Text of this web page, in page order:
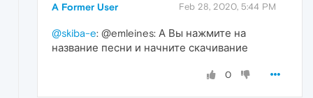
A Former User Feb 28, 2020, 5:44 PM
@skiba-e: @emleines: А Вы нажмите на
название песни и начните скачивание
0